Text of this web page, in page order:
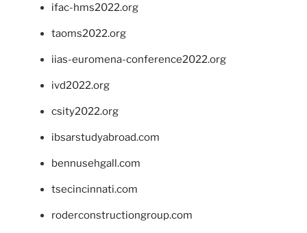
ifac-hms2022.org
taoms2022.org
iias-euromena-conference2022.org
ivd2022.org
csity2022.org
ibsarstudyabroad.com
bennusehgall.com
tsecincinnati.com
roderconstructiongroup.com